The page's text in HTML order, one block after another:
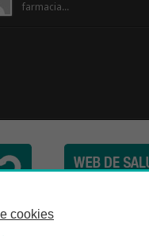
farmacia...
de Barcelona | C. Girona, n°
cookies